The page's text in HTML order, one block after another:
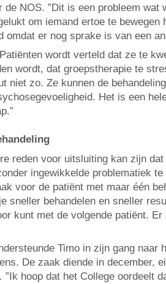
de NOS. ”Dit is een probleem wat
om iemand ertoe te bewegen
omdat er nog sprake is van een
wordt verteld dat ze te
wordt, dat groepstherapie te
niet zo. Ze kunnen de
Het is een
reden voor uitsluiting kan zijn
ingewikkelde problematiek te
voor de patiënt met maar één
sneller behandelen en sneller
kunt met de volgende patiënt.
Timo in zijn gang naar
De zaak diende in december,
”Ik hoop dat het College oordeelt